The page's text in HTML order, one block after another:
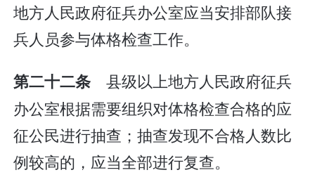
地方人民政府征兵办公室应当安排部队接
兵人员参与体格检查工作。
第二十二条 县级以上地方人民政府征兵
办公室根据需要组织对体格检查合格的应
征公民进行抽查；抽查发现不合格人数比
例较高的，应当全部进行复查。